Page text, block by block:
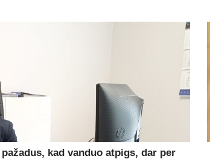
kad vanduo atpigs, dar per